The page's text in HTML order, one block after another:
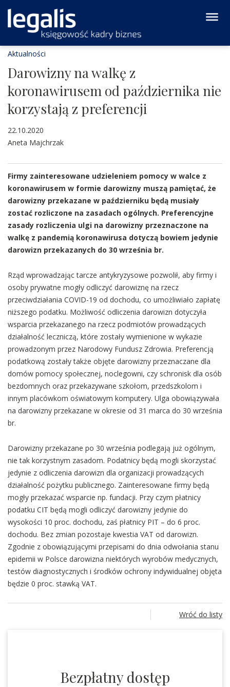
Aktualności
Darowizny na walkę z
koronawirusem od października nie
korzystają z preferencji
22.10.2020
Aneta Majchrzak
Firmy zainteresowane udzieleniem pomocy w walce z
koronawirusem w formie darowizny muszą pamiętać, że
darowizny przekazane w październiku będą musiały
zostać rozliczone na zasadach ogólnych. Preferencyjne
zasady rozliczenia ulgi na darowizny przeznaczone na
walkę z pandemią koronawirusa dotyczą bowiem jedynie
darowizn przekazanych do 30 września br.
Rząd wprowadzając tarcze antykryzysowe pozwolił, aby firmy i
osoby prywatne mogły odliczyć darowiznę na rzecz
przeciwdziałania COVID-19 od dochodu, co umożliwiało zapłatę
niższego podatku. Możliwość odliczenia darowizn dotyczyła
wsparcia przekazanego na rzecz podmiotów prowadzących
działalność leczniczą, które zostały wymienione w wykazie
prowadzonym przez Narodowy Fundusz Zdrowia. Preferencją
podatkową zostały także objęte darowizny przeznaczane dla
domów pomocy społecznej, noclegowni, czy schronisk dla osób
bezdomnych oraz przekazywane szkołom, przedszkolom i
innym placówkom oświatowym komputery. Ulga obowiązywała
na darowizny przekazane w okresie od 31 marca do 30 września
br.
Darowizny przekazane po 30 września podlegają już ogólnym,
nie tak korzystnym zasadom. Podatnicy będą mogli skorzystać
jedynie z odliczenia darowizn dla organizacji prowadzących
działalność pożytku publicznego. Zainteresowane firmy będą
mogły przekazać wsparcie np. fundacji. Przy czym płatnicy
podatku CIT będą mogli odliczyć darowizny jedynie do
wysokości 10 proc. dochodu, zaś płatnicy PIT – do 6 proc.
dochodu. Bez zmian pozostaje kwestia VAT od darowizn.
Zgodnie z obowiązującymi przepisami do dnia odwołania stanu
epidemii w Polsce darowizna niektórych wyrobów medycznych,
testów diagnostycznych i środków ochrony indywidualnej objęta
będzie 0 proc. stawką VAT.
Wróć do listy
Bezpłatny dostęp